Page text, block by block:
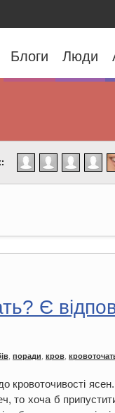
Блоги Люди
Є
поради кров
кровоточивості
то хоча б